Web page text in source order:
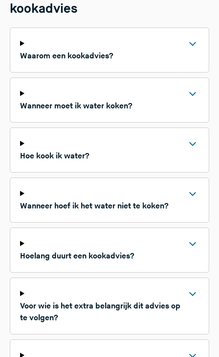
kookadvies
Waarom een kookadvies?
Wanneer moet ik water koken?
Hoe kook ik water?
Wanneer hoef ik het water niet te koken?
Hoelang duurt een kookadvies?
Voor wie is het extra belangrijk dit advies op
te volgen?